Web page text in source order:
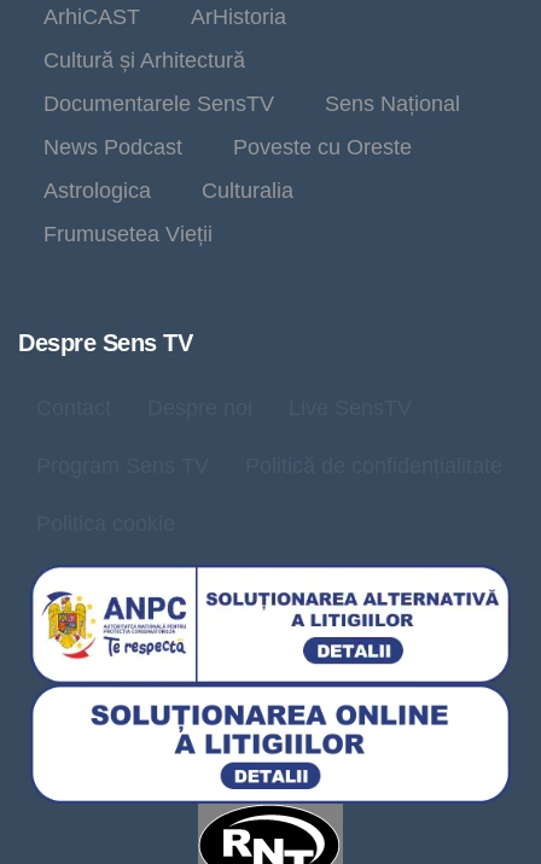
ArhiCAST
ArHistoria
Cultură și Arhitectură
Documentarele SensTV
Sens Național
News Podcast
Poveste cu Oreste
Astrologica
Culturalia
Frumusetea Vieții
Despre Sens TV